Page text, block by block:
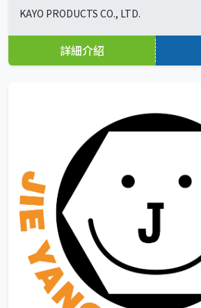
KAYO PRODUCTS CO., LTD.
詳細介紹